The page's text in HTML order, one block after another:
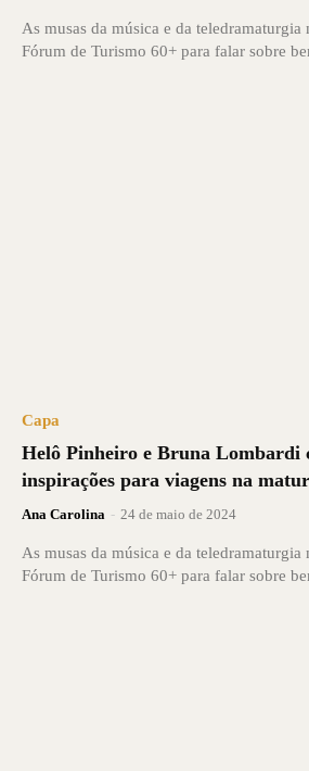
As musas da música e da teledramaturgia
Fórum de Turismo 60+ para falar sobre
Capa
Helô Pinheiro e Bruna Lombardi
inspirações para viagens na
Ana Carolina - 24 de maio de 2024
As musas da música e da teledramaturgia
Fórum de Turismo 60+ para falar sobre